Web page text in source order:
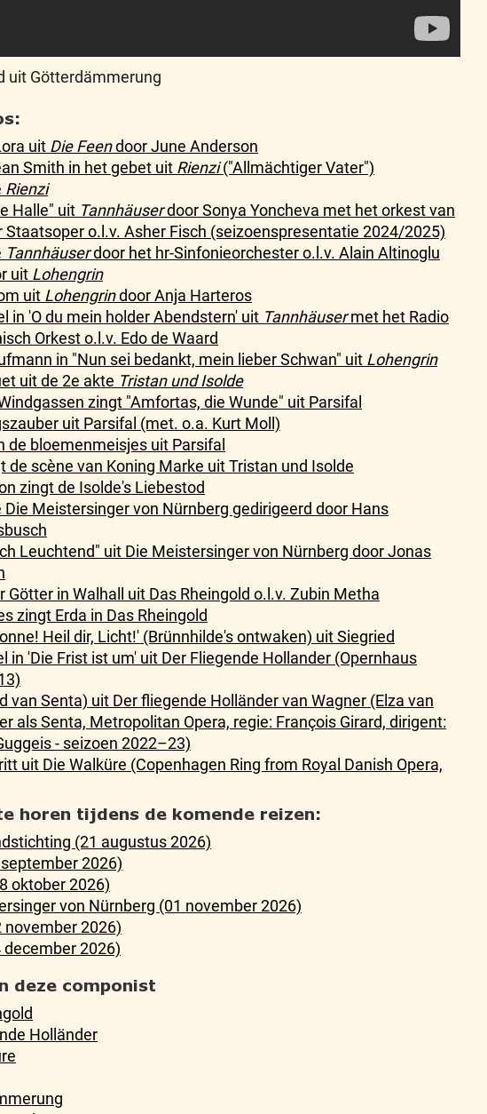
uit Götterdämmerung
uit Die Feendoor June Anderson
Smith in het gebet uit Rienzi("Allmächtiger Vater")
Rienzi
Halle" uit Tannhäuserdoor Sonya Yoncheva met het orkest van
Staatsoper o.l.v. Asher Fisch (seizoenspresentatie 2024/2025)
Tannhäuserdoor het hr-Sinfonieorchester o.l.v. Alain Altinoglu
uit Lohengrin
uit Lohengrindoor Anja Harteros
in 'O du mein holder Abendstern' uit Tannhäusermet het Radio
Orkest o.l.v. Edo de Waard
in "Nun sei bedankt, mein lieber Schwan" uit Lohengrin
uit de 2e akte Tristan und Isolde
zingt "Amfortas, die Wunde" uit Parsifal
uit Parsifal (met. o.a. Kurt Moll)
de bloemenmeisjes uit Parsifal
de scène van Koning Marke uit Tristan und Isolde
zingt de Isolde's Liebestod
Die Meistersinger von Nürnberg gedirigeerd door Hans
Leuchtend" uit Die Meistersinger von Nürnberg door Jonas
Götter in Walhall uit Das Rheingold o.l.v. Zubin Metha
zingt Erda in Das Rheingold
Heil dir, Licht!' (Brünnhilde's ontwaken) uit Siegried
in 'Die Frist ist um' uit Der Fliegende Hollander (Opernhaus
van Senta) uit Der fliegende Holländer van Wagner (Elza van
als Senta, Metropolitan Opera, regie: François Girard, dirigent:
- seizoen 2022–23)
uit Die Walküre (Copenhagen Ring from Royal Danish Opera,
horen tijdens de komende reizen:
(21 augustus 2026)
2026)
oktober 2026)
von Nürnberg (01 november 2026)
november 2026)
december 2026)
deze componist
Holländer